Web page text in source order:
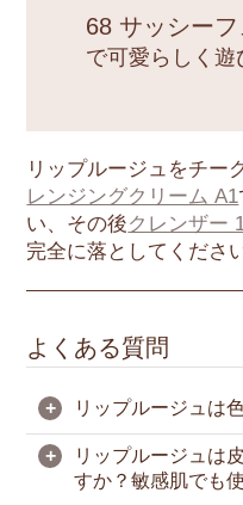
68 サッシーフ
で可愛らしく遊
リップルージュをチー
レンジングクリーム A1
い、その後クレンザー
完全に落としてください
よくある質問
+ リップルージュは
リップルージュは完
が、ロングラスティ
+
リップルージュは
すか？敏感肌でも